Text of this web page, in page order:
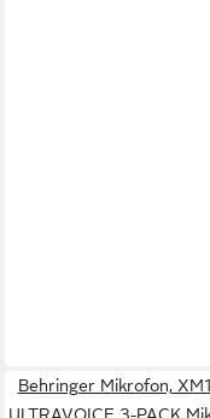
Behringer Mikrofon,